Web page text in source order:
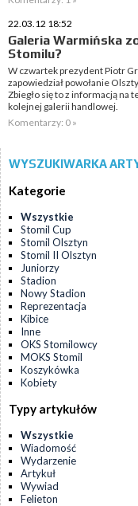
22.03.12 18:52
Galeria Warmińska
Stomilu?
W czwartek prezydent Piotr
zapowiedział powołanie
Zbiegło się to z informacją na
kolejnej galerii handlowej.
Komentarzy: 0 »
WYSZUKIWARKA
Kategorie
Wszystkie
Stomil Cup
Stomil Olsztyn
Stomil II Olsztyn
Juniorzy
Stadion
Nowy Stadion
Reprezentacja
Kibice
Inne
OKS Stomilowcy
MOKS Stomil
Koszykówka
Kobiety
Typy artykułów
Wszystkie
Wiadomość
Wydarzenie
Artykuł
Wywiad
Felieton